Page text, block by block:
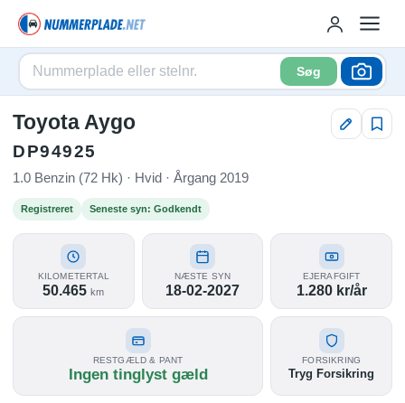
Søg
Toyota Aygo
DP94925
1.0 Benzin (72 Hk) · Hvid · Årgang 2019
Registreret Seneste syn: Godkendt
KILOMETERTAL
50.465km
NÆSTE SYN
18-02-2027
EJERAFGIFT
1.280 kr/år
RESTGÆLD & PANT
Ingen tinglyst gæld
FORSIKRING
Tryg Forsikring